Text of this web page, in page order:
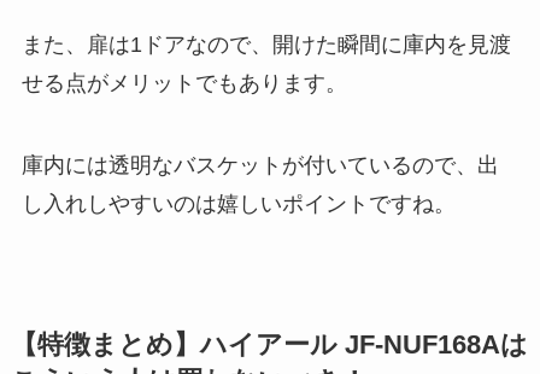
また、扉は1ドアなので、開けた瞬間に庫内を見渡
せる点がメリットでもあります。
庫内には透明なバスケットが付いているので、出
し入れしやすいのは嬉しいポイントですね。
【特徴まとめ】ハイアール JF-NUF168Aは